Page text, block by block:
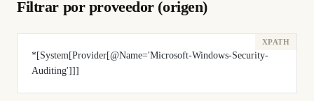
Filtrar por proveedor (origen)
*[System[Provider[@Name='Microsoft-Windows-Security-
Auditing']]]